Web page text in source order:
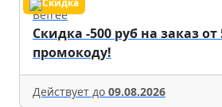
Befree
Скидка -500 руб на заказ от
промокоду!
Действует до 09.08.2026